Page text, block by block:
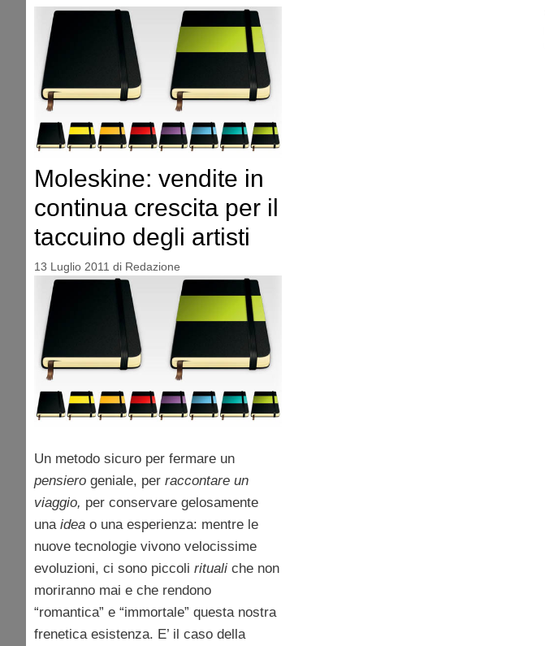
Moleskine: vendite in
continua crescita per il
taccuino degli artisti
13 Luglio 2011 di Redazione
Un metodo sicuro per fermare un
pensiero geniale, per raccontare un
viaggio, per conservare gelosamente
una idea o una esperienza: mentre le
nuove tecnologie vivono velocissime
evoluzioni, ci sono piccoli rituali che non
moriranno mai e che rendono
“romantica” e “immortale” questa nostra
frenetica esistenza. E’ il caso della